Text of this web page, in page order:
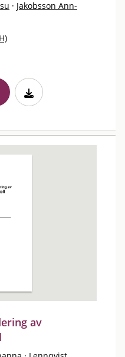
· Jakobsson Ann-
av